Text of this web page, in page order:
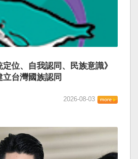
定位、自我認同、民族意識》
台灣國族認同
2026-08-03